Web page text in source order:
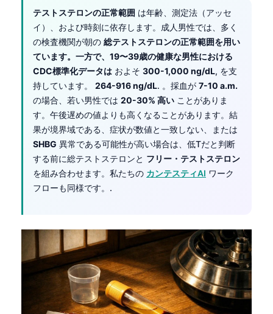
テストステロンの正常範囲 は年齢、測定法（アッセ
イ）、および時刻に依存します。成人男性では、多く
の検査機関が朝の 総テストステロンの正常範囲を用い
ています。一方で、19〜39歳の健康な男性における
CDC標準化データは およそ 300-1,000 ng/dL, を支
持しています。 264-916 ng/dL. 。採血が 7-10 a.m.
の場合、若い男性では 20-30% 高い ことがありま
す。午後遅めの値よりも高くなることがあります。結
果が境界域である、症状が数値と一致しない、または
SHBG 異常である可能性が高い場合は、低Tだと判断
する前に総テストステロンと フリー・テストステロン
を組み合わせます。私たちの カンテスティAI ワーク
フローも同様です。.